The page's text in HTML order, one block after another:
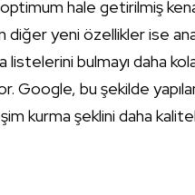
hale getirilmiş
diğer yeni özellikler ise
bulmayı daha
Google, bu şekilde
kurma şeklini daha